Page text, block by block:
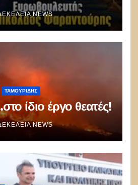
NEWS
ΤΑΜΟΥΡΊΔΗΣ
ίδιο έργο θεατές!
NEWS